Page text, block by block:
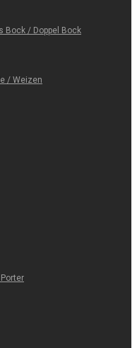
Bock / Doppel Bock
/ Weizen